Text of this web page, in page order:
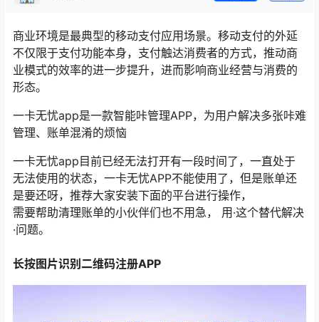
商业环境是最典型的移动支付应用场景。移动支付的外延
不仅限于支付功能本身，支付触达消费者的方式，推动商
业模式的效率的进一步提升，进而影响商业经营与消费的
形态。
一卡无忧app是一款智能咔管理APP，为用户解决多张咔难
管理、账单混淆的烦恼
一卡无忧app目前已经无法打开有一段时间了，一直处于
无法使用的状态，一卡无忧APP不能使用了，但是账单还
是要还呀，推荐大家安装下面的平台进行操作，
需要帮助清理账单的小伙伴们也不用急， 用·这个替代解决
·问题。
长按图片识别二维码注册APP